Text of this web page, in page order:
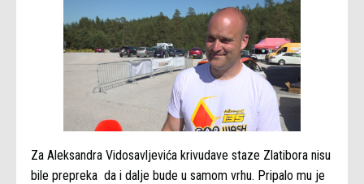
Za Aleksandra Vidosavljevića krivudave staze Zlatibora nisu
bile prepreka da i dalje bude u samom vrhu. Pripalo mu je